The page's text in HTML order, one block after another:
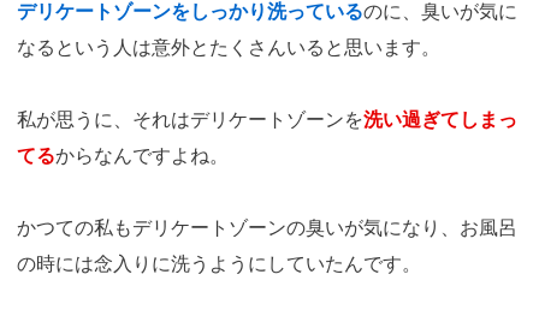
デリケートゾーンをしっかり洗っているのに、臭いが気に
なるという人は意外とたくさんいると思います。
私が思うに、それはデリケートゾーンを洗い過ぎてしまっ
てるからなんですよね。
かつての私もデリケートゾーンの臭いが気になり、お風呂
の時には念入りに洗うようにしていたんです。